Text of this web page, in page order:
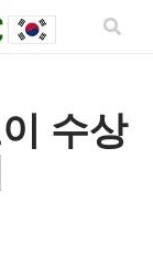
수상